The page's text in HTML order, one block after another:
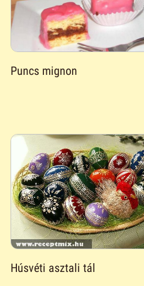
Puncs mignon
Húsvéti asztali tál